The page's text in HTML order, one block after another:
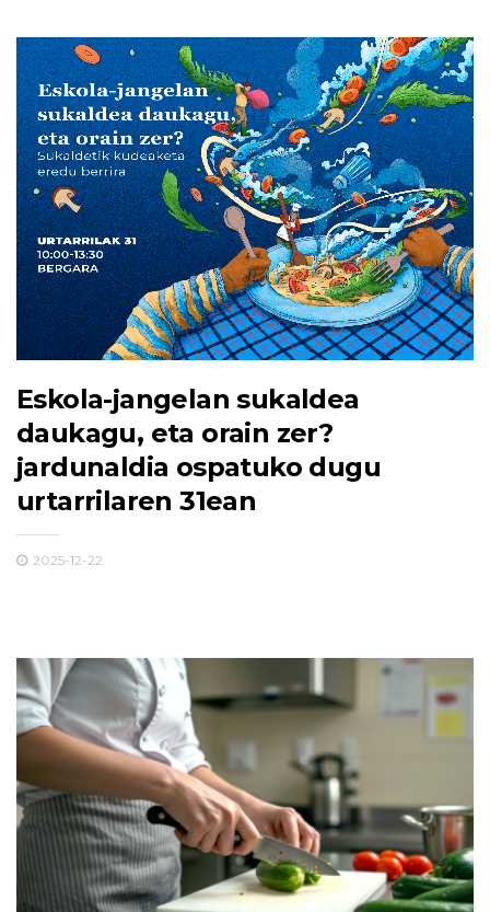
Eskola-jangelan sukaldea
daukagu, eta orain zer?
jardunaldia ospatuko dugu
urtarrilaren 31ean
2025-12-22